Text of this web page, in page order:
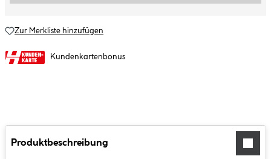
Zur Merkliste hinzufügen
Kundenkartenbonus
Produktbeschreibung